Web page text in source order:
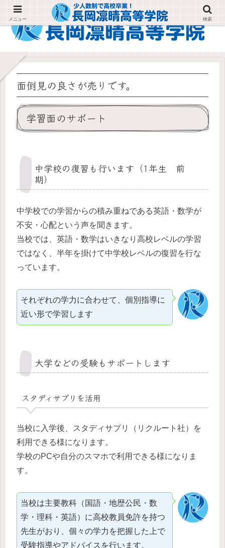
面倒見の良さが売りです。
学習面のサポート
中学校の復習も行います（1年生 前
期）
中学校での学習からの積み重ねである英語・数学が
不安・心配という声を聞きます。
当校では、英語・数学はいきなり高校レベルの学習
ではなく、半年を掛けて中学校レベルの復習を行な
っています。
それぞれの学力に合わせて、個別指導に
近い形で学習します
大学などの受験もサポートします
スタディサプリを活用
当校に入学後、スタディサプリ（リクルート社）を
利用できる様になります。
学校のPCや自分のスマホで利用できる様になりま
す。
当校は主要教科（国語・地歴公民・数
学・理科・英語）に高校教員免許を持つ
先生がおり、個々の学力を把握した上で
受験指導やアドバイスを行います。
メニュー 検索